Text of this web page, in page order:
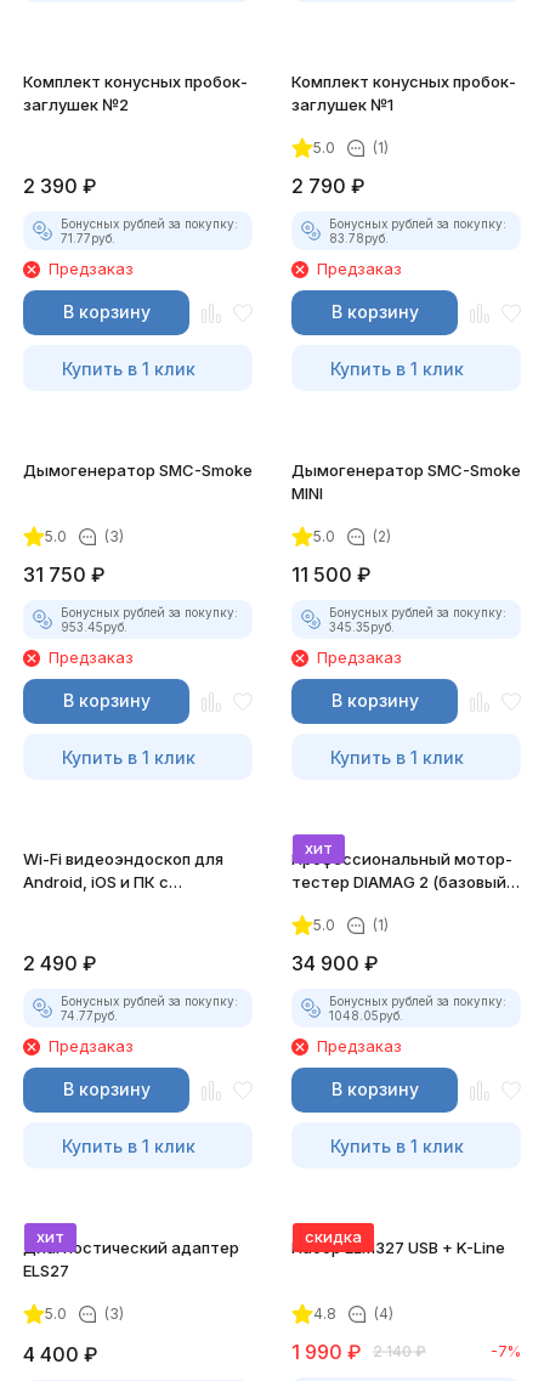
Комплект конусных пробок-
заглушек №2
2 390 ₽
Бонусных рублей за покупку:
71.77руб.
Предзаказ
В корзину
Купить в 1 клик
Комплект конусных пробок-
заглушек №1
5.0 (1)
2 790 ₽
Бонусных рублей за покупку:
83.78руб.
Предзаказ
В корзину
Купить в 1 клик
Дымогенератор SMC-Smoke
5.0 (3)
31 750 ₽
Бонусных рублей за покупку:
953.45руб.
Предзаказ
В корзину
Купить в 1 клик
Дымогенератор SMC-Smoke
MINI
5.0 (2)
11 500 ₽
Бонусных рублей за покупку:
345.35руб.
Предзаказ
В корзину
Купить в 1 клик
Wi-Fi видеоэндоскоп для
Android, iOS и ПК с
2 490 ₽
Бонусных рублей за покупку:
74.77руб.
Предзаказ
В корзину
Купить в 1 клик
хит
Профессиональный мотор-
тестер DIAMAG 2 (базовый
5.0 (1)
34 900 ₽
Бонусных рублей за покупку:
1048.05руб.
Предзаказ
В корзину
Купить в 1 клик
хит
Диагностический адаптер
ELS27
5.0 (3)
4 400 ₽
скидка
Набор ELM327 USB + K-Line
4.8 (4)
1 990 ₽ 2 140 ₽ -7%